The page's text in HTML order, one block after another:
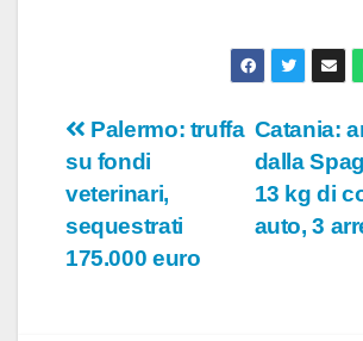
Navigazione
articoli
Catania:
dalla
13 kg di
auto, 3
Palermo: truffa
su fondi
veterinari,
sequestrati
175.000 euro